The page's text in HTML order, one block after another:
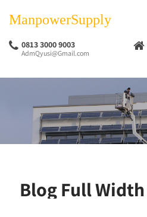
ManpowerSupply
0813 3000 9003
AdmQyusi@Gmail.com
Blog Full Width